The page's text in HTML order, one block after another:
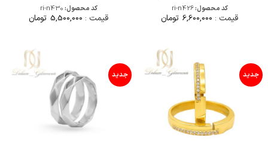
کد محصول:ri-n426
قیمت : 6,600,000 تومان
کد محصول:ri-n430
قیمت : 5,500,000 تومان
جدید جدید